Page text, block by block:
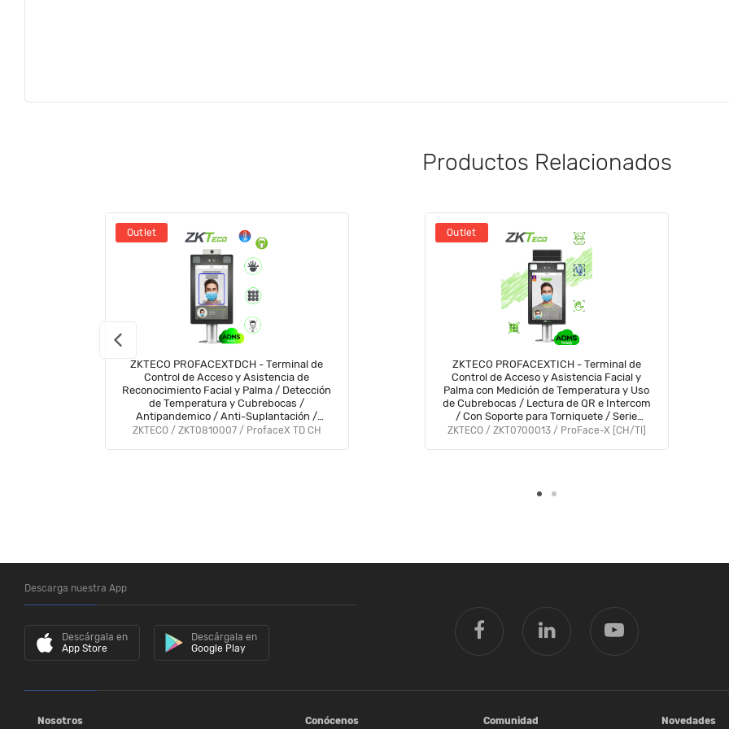
Productos Relacionados
Outlet
ZKTECO PROFACEXTDCH - Terminal de
Control de Acceso y Asistencia de
Reconocimiento Facial y Palma / Detección
de Temperatura y Cubrebocas /
Antipandemico / Anti-Suplantación /
Incluye Soporte para Torniquete / Licencia
ZKTECO / ZKT0810007 / ProfaceX TD CH
Outlet
ZKTECO PROFACEXTICH - Terminal de
Control de Acceso y Asistencia Facial y
Palma con Medición de Temperatura y Uso
de Cubrebocas / Lectura de QR e Intercom
/ Con Soporte para Torniquete / Serie
Visible Light (PRODUCTO SOBRE PEDIDO)
ZKTECO / ZKT0700013 / ProFace-X [CH/TI]
Descarga nuestra App
Descárgala en
App Store
Descárgala en
Google Play
Nosotros Conócenos Comunidad Novedades